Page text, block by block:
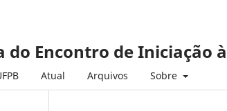
do Encontro de Iniciação
Atual Arquivos Sobre